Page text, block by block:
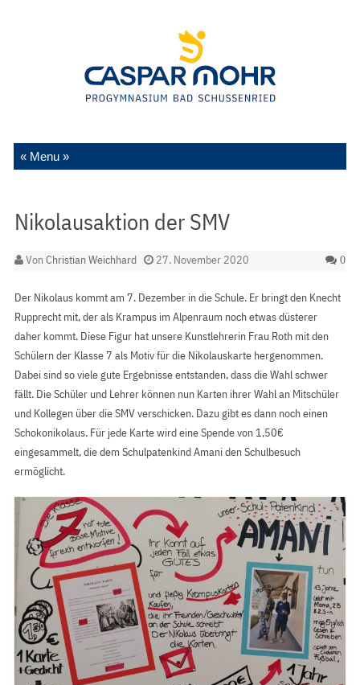
Zum Inhalt springen
Nikolausaktion der SMV
VonChristian Weichhard 27. November 2020 0
Der Nikolaus kommt am 7. Dezember in die Schule. Er bringt den Knecht
Rupprecht mit, der als Krampus im Alpenraum noch etwas düsterer
daher kommt. Diese Figur hat unsere Kunstlehrerin Frau Roth mit den
Schülern der Klasse 7 als Motiv für die Nikolauskarte hergenommen.
Dabei sind so viele gute Ergebnisse entstanden, dass die Wahl schwer
fällt. Die Schüler und Lehrer können nun Karten ihrer Wahl an Mitschüler
und Kollegen über die SMV verschicken. Dazu gibt es dann noch einen
Schokonikolaus. Für jede Karte wird eine Spende von 1,50€
eingesammelt, die dem Schulpatenkind Amani den Schulbesuch
ermöglicht.